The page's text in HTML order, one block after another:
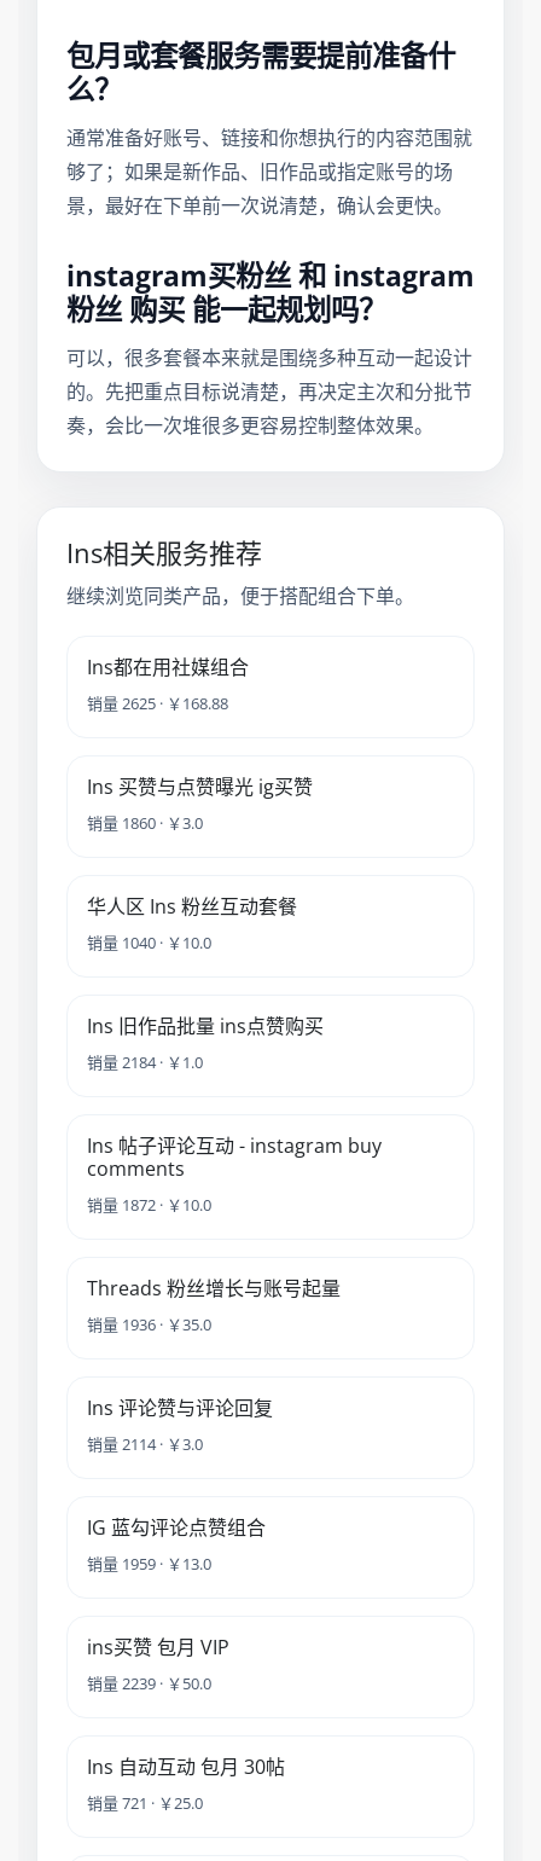
包月或套餐服务需要提前准备什
么？
通常准备好账号、链接和你想执行的内容范围就
够了；如果是新作品、旧作品或指定账号的场
景，最好在下单前一次说清楚，确认会更快。
instagram买粉丝 和 instagram
粉丝 购买 能一起规划吗？
可以，很多套餐本来就是围绕多种互动一起设计
的。先把重点目标说清楚，再决定主次和分批节
奏，会比一次堆很多更容易控制整体效果。
Ins相关服务推荐
继续浏览同类产品，便于搭配组合下单。
Ins都在用社媒组合
销量 2625 · ￥168.88
Ins 买赞与点赞曝光 ig买赞
销量 1860 · ￥3.0
华人区 Ins 粉丝互动套餐
销量 1040 · ￥10.0
Ins 旧作品批量 ins点赞购买
销量 2184 · ￥1.0
Ins 帖子评论互动 - instagram buy
comments
销量 1872 · ￥10.0
Threads 粉丝增长与账号起量
销量 1936 · ￥35.0
Ins 评论赞与评论回复
销量 2114 · ￥3.0
IG 蓝勾评论点赞组合
销量 1959 · ￥13.0
ins买赞 包月 VIP
销量 2239 · ￥50.0
Ins 自动互动 包月 30帖
销量 721 · ￥25.0